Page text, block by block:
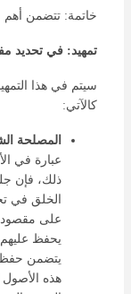
خاتمة: تتضمن أهم
تمهيد: في تحديد
سيتم في هذا
كالآتي:
المصلحة
عبارة في
ذلك، فإن
الخلق في
على
يحفظ
يتضمن حفظ
هذه الأصول